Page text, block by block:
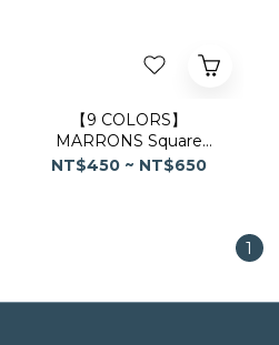
【9 COLORS】
MARRONS Square
Basket 毛氈拼接色收納籃
NT$450 ~ NT$650
1